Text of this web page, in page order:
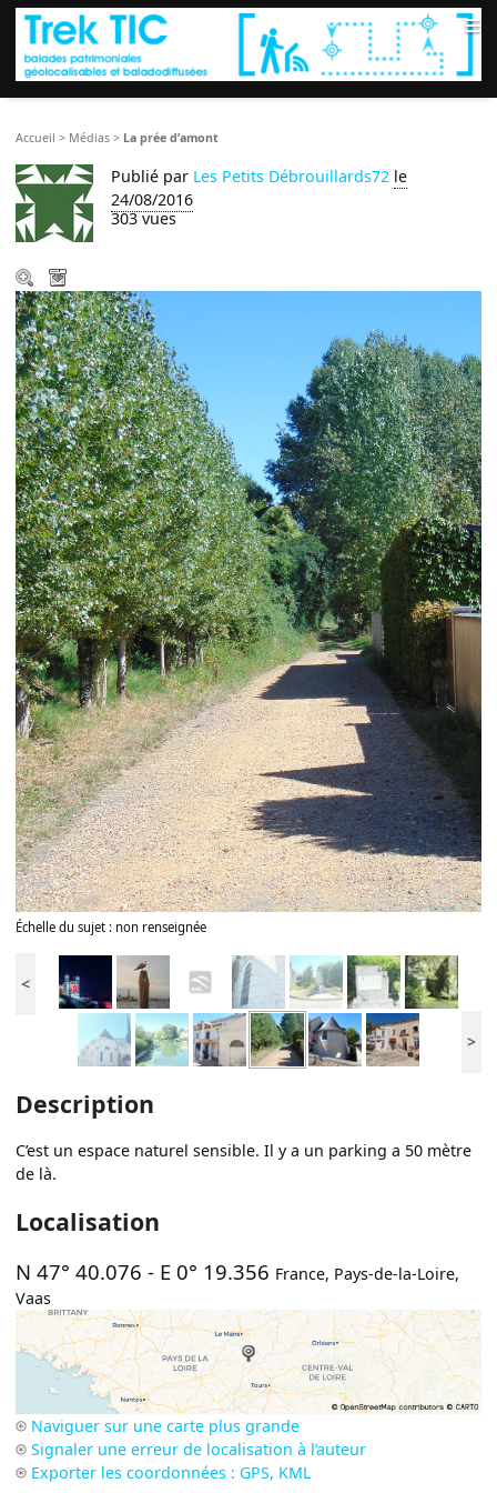
≡
Accueil > Médias > La prée d’amont
Publié par Les Petits Débrouillards72 le
24/08/2016
303 vues
Échelle du sujet : non renseignée
<
>
Description
C’est un espace naturel sensible. Il y a un parking a 50 mètre
de là.
Localisation
N 47° 40.076 - E 0° 19.356 France, Pays-de-la-Loire,
Vaas
Naviguer sur une carte plus grande
Signaler une erreur de localisation à l’auteur
Exporter les coordonnées : GPS, KML